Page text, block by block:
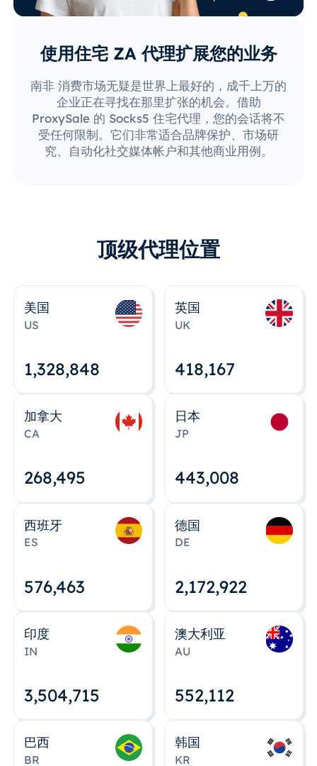
使用住宅 ZA 代理扩展您的业务
南非 消费市场无疑是世界上最好的，成千上万的
企业正在寻找在那里扩张的机会。借助
ProxySale 的 Socks5 住宅代理，您的会话将不
受任何限制。它们非常适合品牌保护、市场研
究、自动化社交媒体帐户和其他商业用例。
顶级代理位置
美国
US
1,328,848
英国
UK
418,167
加拿大
CA
268,495
日本
JP
443,008
西班牙
ES
576,463
德国
DE
2,172,922
印度
IN
3,504,715
澳大利亚
AU
552,112
巴西
BR
韩国
KR